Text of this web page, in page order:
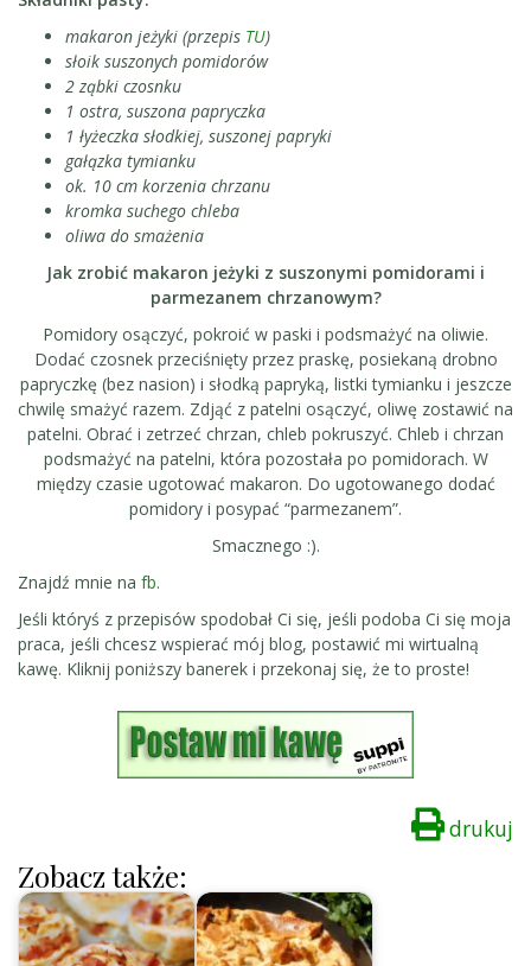
makaron jeżyki (przepis TU)
słoik suszonych pomidorów
2 ząbki czosnku
1 ostra, suszona papryczka
1 łyżeczka słodkiej, suszonej papryki
gałązka tymianku
ok. 10 cm korzenia chrzanu
kromka suchego chleba
oliwa do smażenia
Jak zrobić makaron jeżyki z suszonymi pomidorami i
parmezanem chrzanowym?
Pomidory osączyć, pokroić w paski i podsmażyć na oliwie.
Dodać czosnek przeciśnięty przez praskę, posiekaną drobno
papryczkę (bez nasion) i słodką papryką, listki tymianku i jeszcze
chwilę smażyć razem. Zdjąć z patelni osączyć, oliwę zostawić na
patelni. Obrać i zetrzeć chrzan, chleb pokruszyć. Chleb i chrzan
podsmażyć na patelni, która pozostała po pomidorach. W
między czasie ugotować makaron. Do ugotowanego dodać
pomidory i posypać “parmezanem”.
Smacznego :).
Znajdź mnie na fb.
Jeśli któryś z przepisów spodobał Ci się, jeśli podoba Ci się moja
praca, jeśli chcesz wspierać mój blog, postawić mi wirtualną
kawę. Kliknij poniższy banerek i przekonaj się, że to proste!
drukuj
Zobacz także: